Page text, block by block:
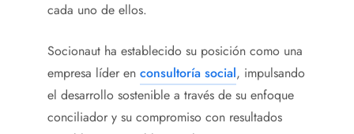
cada uno de ellos.
Socionaut ha establecido su posición como una
empresa líder en consultoría social, impulsando
el desarrollo sostenible a través de su enfoque
conciliador y su compromiso con resultados